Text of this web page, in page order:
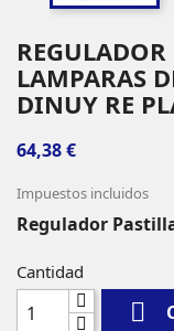
LAMPARAS
DINUY RE
64,38 €
Impuestos incluidos
Regulador
Cantidad
